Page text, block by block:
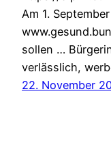
Am 1.
sollen …
verlässlich,
22. November